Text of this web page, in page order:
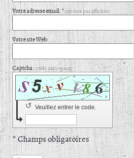
Votre adresse email: *(ne sera pas affichée)
Votre site Web:
Captcha:(code anti-spam)
Veuillez entrer le code.
↺
* Champs obligatoires